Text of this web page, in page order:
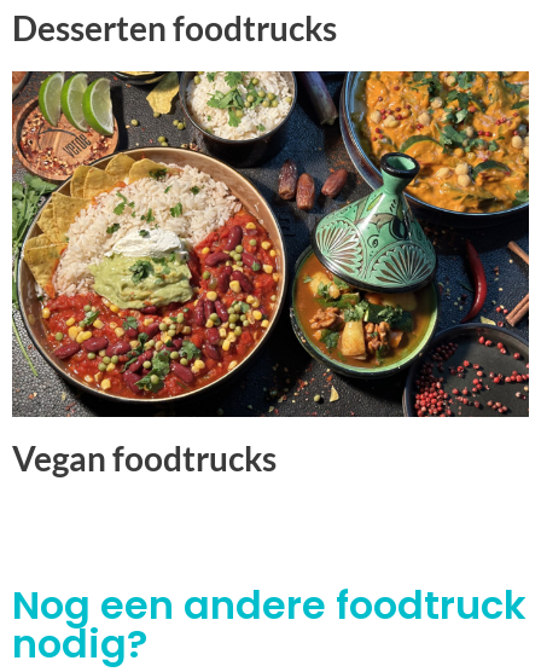
Desserten foodtrucks
Vegan foodtrucks
Nog een andere foodtruck
nodig?